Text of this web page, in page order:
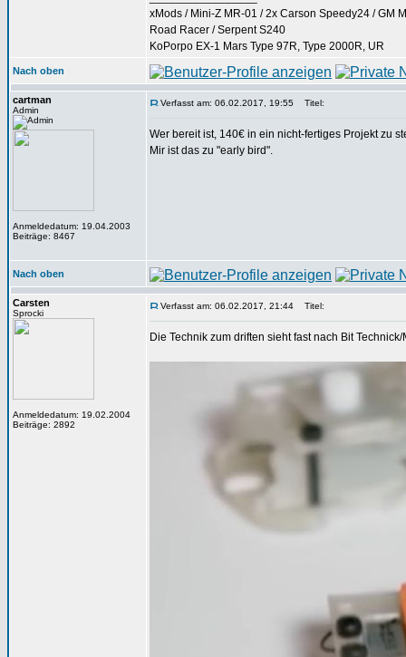
xMods / Mini-Z MR-01 / 2x Carson Speedy24 / GM
Road Racer / Serpent S240
KoPorpo EX-1 Mars Type 97R, Type 2000R, UR
Nach oben
cartman
Admin
Anmeldedatum: 19.04.2003
Beiträge: 8467
Verfasst am: 06.02.2017, 19:55 Titel:
Wer bereit ist, 140€ in ein nicht-fertiges Projekt zu
Mir ist das zu "early bird".
Nach oben
Carsten
Sprocki
Anmeldedatum: 19.02.2004
Beiträge: 2892
Verfasst am: 06.02.2017, 21:44 Titel:
Die Technik zum driften sieht fast nach Bit